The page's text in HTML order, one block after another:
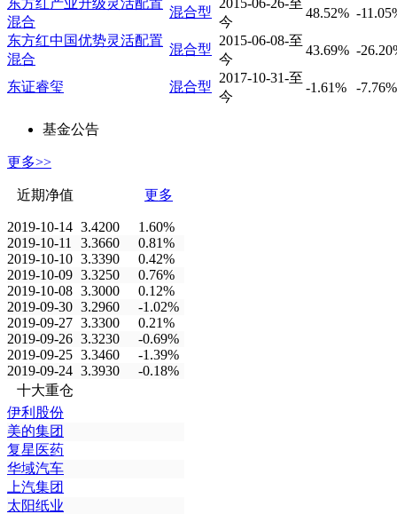
东方红产业升级灵活配置
混合
混合型
2015-06-26-至
今
48.52% -
东方红中国优势灵活配置
混合
混合型
2015-06-08-至
今
43.69% -
东证睿玺 混合型
2017-10-31-至
今
-1.61% -7.76%
基金公告
更多>>
近期净值 更多
2019-10-14 3.4200
1.60%
2019-10-11
3.3660
0.81%
2019-10-10 3.3390
0.42%
2019-10-09 3.3250
0.76%
2019-10-08 3.3000
0.12%
2019-09-30 3.2960
-1.02%
2019-09-27 3.3300
0.21%
2019-09-26 3.3230
-0.69%
2019-09-25 3.3460
-1.39%
2019-09-24 3.3930
-0.18%
十大重仓
伊利股份
美的集团
复星医药
华域汽车
上汽集团
太阳纸业